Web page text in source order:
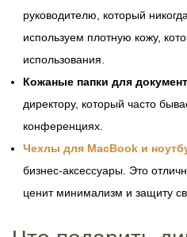
руководителю, который
используем плотную кожу,
использования.
Кожаные папки для
директору, который часто
конференциях.
Чехлы для MacBook и
бизнес-аксессуары. Это
ценит минимализм и защиту